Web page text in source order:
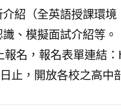
紹（全英語授課環
、模擬面試介紹等。
報名，報名表單連結
止，開放各校之高中